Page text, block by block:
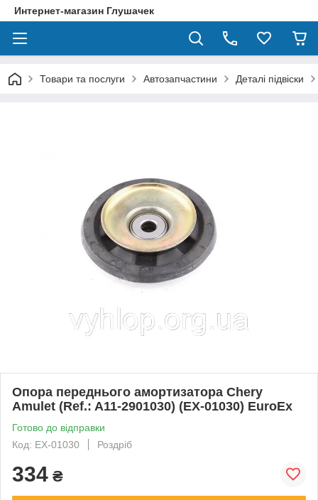
Интернет-магазин Глушачек
Товари та послуги Автозапчастини Деталі підвіски
Опора переднього амортизатора Chery
Amulet (Ref.: A11-2901030) (EX-01030) EuroEx
Готово до відправки
Код: EX-01030
Роздріб
334 ₴